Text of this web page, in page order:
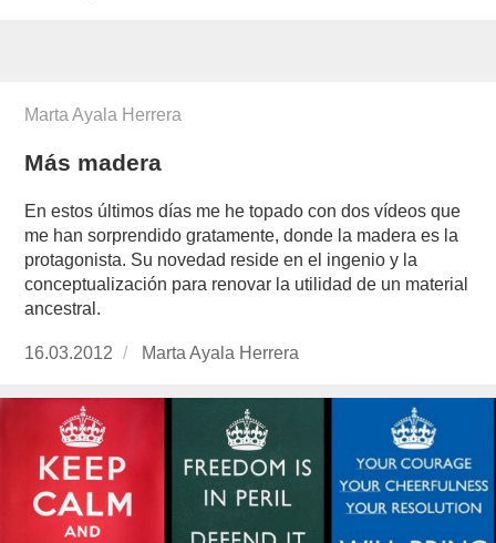
Marta Ayala Herrera
Más madera
En estos últimos días me he topado con dos vídeos que
me han sorprendido gratamente, donde la madera es la
protagonista. Su novedad reside en el ingenio y la
conceptualización para renovar la utilidad de un material
ancestral.
Publicado
16.03.2012 https://www.experimenta.es/author/
Marta Ayala Herrera